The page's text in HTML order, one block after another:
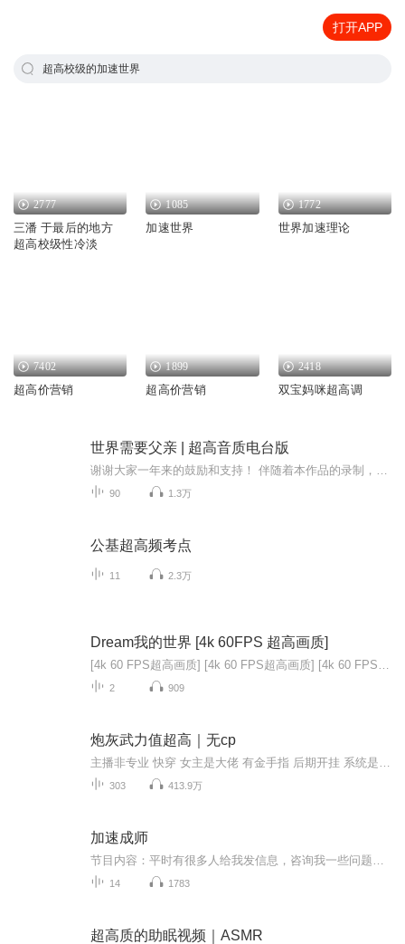
打开APP
超高校级的加速世界
2777
三潘 于最后的地方
超高校级性冷淡
1085
加速世界
1772
世界加速理论
7402
超高价营销
1899
超高价营销
2418
双宝妈咪超高调
世界需要父亲 | 超高音质电台版
90 1.3万
公基超高频考点
11 2.3万
Dream我的世界 [4k 60FPS 超高画质]
2 909
炮灰武力值超高｜无cp
303 413.9万
加速成师
14 1783
超高质的助眠视频｜ASMR